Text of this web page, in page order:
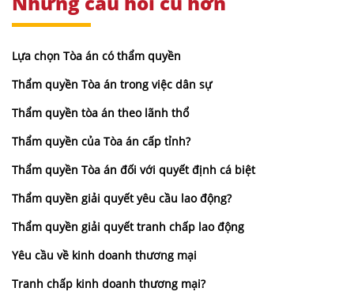
Lựa chọn Tòa án có thẩm quyền
Thẩm quyền Tòa án trong việc dân sự
Thẩm quyền tòa án theo lãnh thổ
Thẩm quyền của Tòa án cấp tỉnh?
Thẩm quyền Tòa án đối với quyết định cá biệt
Thẩm quyền giải quyết yêu cầu lao động?
Thẩm quyền giải quyết tranh chấp lao động
Yêu cầu về kinh doanh thương mại
Tranh chấp kinh doanh thương mại?